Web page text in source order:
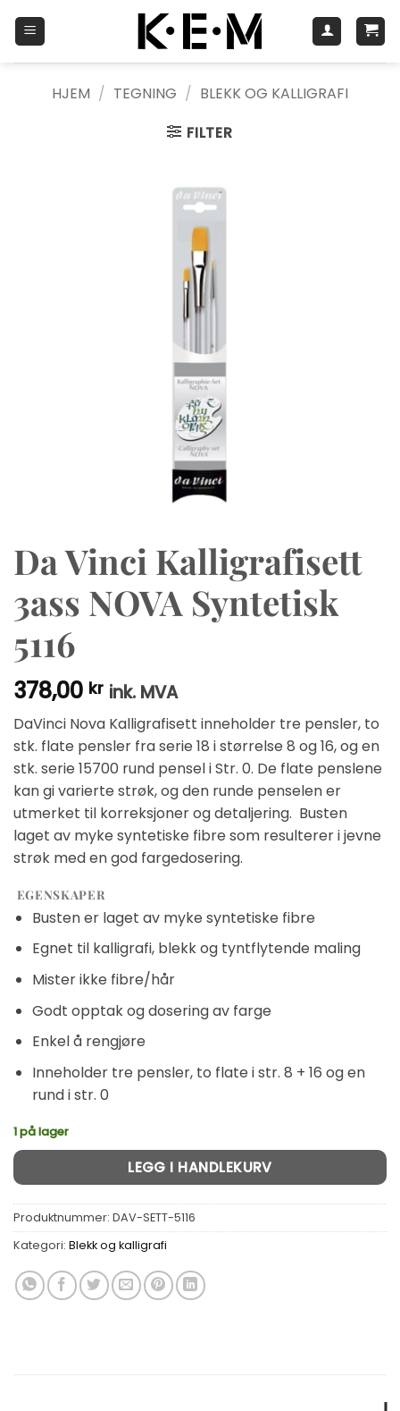
HJEM / TEGNING / BLEKK OG KALLIGRAFI
FILTER
Da Vinci Kalligrafisett
3ass NOVA Syntetisk
5116
378,00 kr ink. MVA
DaVinci Nova Kalligrafisett inneholder tre pensler, to
stk. flate pensler fra serie 18 i størrelse 8 og 16, og en
stk. serie 15700 rund pensel i Str. 0. De flate penslene
kan gi varierte strøk, og den runde penselen er
utmerket til korreksjoner og detaljering. Busten
laget av myke syntetiske fibre som resulterer i jevne
strøk med en god fargedosering.
EGENSKAPER
Busten er laget av myke syntetiske fibre
Egnet til kalligrafi, blekk og tyntflytende maling
Mister ikke fibre/hår
Godt opptak og dosering av farge
Enkel å rengjøre
Inneholder tre pensler, to flate i str. 8 + 16 og en
rund i str. 0
1 på lager
LEGG I HANDLEKURV
Alternative:
Produktnummer: DAV-SETT-5116
Kategori: Blekk og kalligrafi